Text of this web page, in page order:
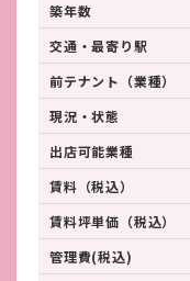
築年数
交通・最寄り駅
前テナント（業種）
現況・状態
出店可能業種
賃料（税込）
賃料坪単価（税込）
管理費(税込)